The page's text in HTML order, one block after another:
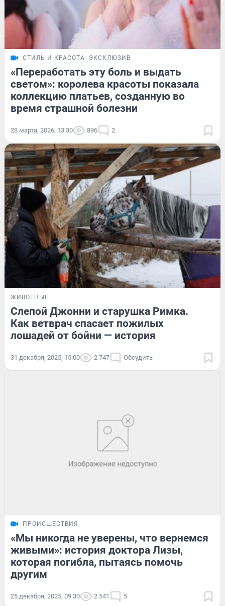
СТИЛЬ И КРАСОТА ЭКСКЛЮЗИВ
«Переработать эту боль и выдать
светом»: королева красоты показала
коллекцию платьев, созданную во
время страшной болезни
28 марта, 2026, 13:30 896 2
ЖИВОТНЫЕ
Слепой Джонни и старушка Римка.
Как ветврач спасает пожилых
лошадей от бойни — история
31 декабря, 2025, 15:00 2 747 Обсудить
ПРОИСШЕСТВИЯ
«Мы никогда не уверены, что вернемся
живыми»: история доктора Лизы,
которая погибла, пытаясь помочь
другим
25 декабря, 2025, 09:30 2 541 5